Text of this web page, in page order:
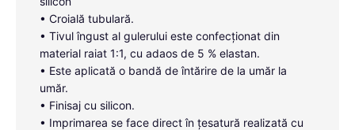
• Croială tubulară.
• Tivul îngust al gulerului este confecționat din
material raiat 1:1, cu adaos de 5 % elastan.
• Este aplicată o bandă de întărire de la umăr la
umăr.
• Finisaj cu silicon.
• Imprimarea se face direct în țesatură realizată cu